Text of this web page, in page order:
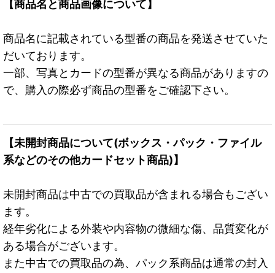
【商品名と商品画像について】
商品名に記載されている型番の商品を発送させていた
だいております。
一部、写真とカードの型番が異なる商品がありますの
で、購入の際必ず商品の型番をご確認下さい。
【未開封商品について(ボックス・パック・ファイル
系などのその他カードセット商品)】
未開封商品は中古での買取品が含まれる場合もござい
ます。
経年劣化による外装や内容物の微細な傷、品質変化が
ある場合がございます。
また中古での買取品の為、パック系商品は通常の封入